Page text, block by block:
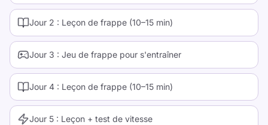
Formation TypeLab - Cours de dactylographie
structurés pour tous les niveaux
Pratique de frappe
TypeLab X·TypeLab LinkedIn·TypeLab
YouTube
Jour 2 : Leçon de frappe (10–15 min)
Jour 3 : Jeu de frappe pour s'entraîner
Jour 4 : Leçon de frappe (10–15 min)
Jour 5 : Leçon + test de vitesse